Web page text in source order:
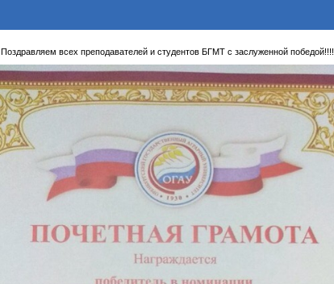
Поздравляем всех преподавателей и студентов БГМТ с заслуженной